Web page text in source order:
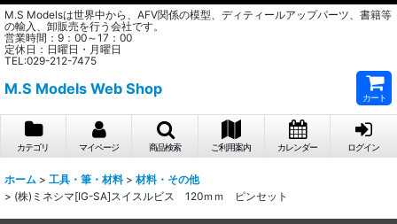
M.S Modelsは世界中から、AFV関係の模型、ディティールアップパーツ、書籍等
の輸入、卸販売を行う会社です。
営業時間：9：00～17：00
定休日：日曜日・月曜日
TEL:029-212-7475
M.S Models Web Shop
カート
カテゴリ マイページ 商品検索 ご利用案内 カレンダー ログイン
ホーム > 工具・筆・材料 > 材料・その他
> (株)ミネシマ[IG-SA]スイスルビス 120ｍｍ ピンセット